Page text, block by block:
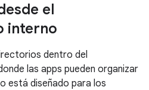
el
interno
dentro del
las apps pueden organizar
está diseñado para los